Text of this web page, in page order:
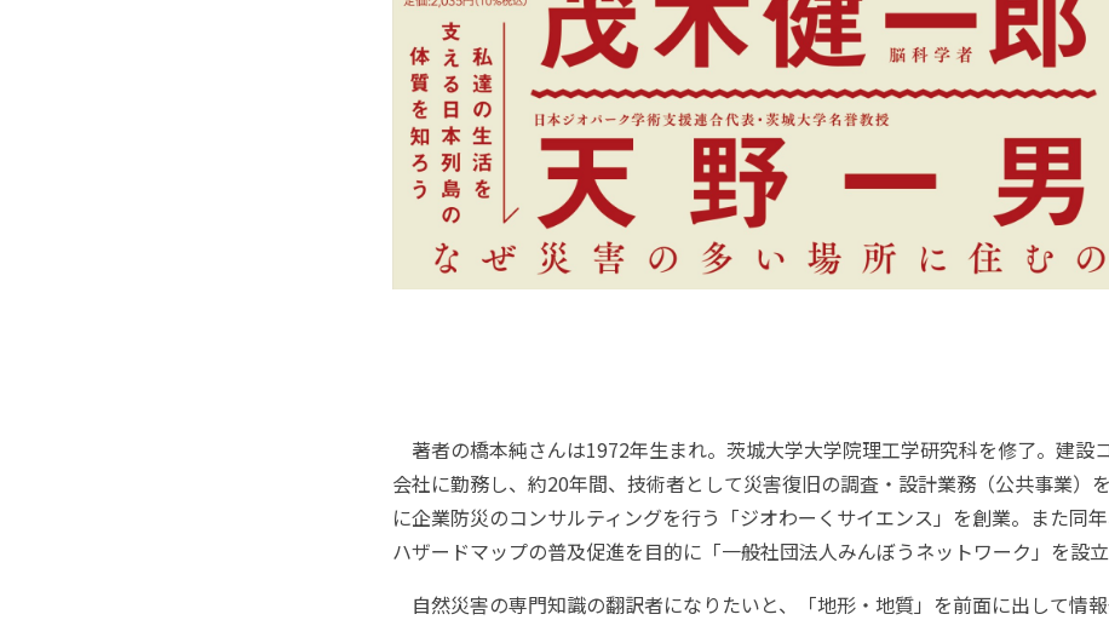
著者の橋本純さんは1972年生まれ。茨城大学大学院理工学研究科を修了。建設
会社に勤務し、約20年間、技術者として災害復旧の調査・設計業務（公共事業）
に企業防災のコンサルティングを行う「ジオわーくサイエンス」を創業。また同
ハザードマップの普及促進を目的に「一般社団法人みんぼうネットワーク」を設立
自然災害の専門知識の翻訳者になりたいと、「地形・地質」を前面に出して情